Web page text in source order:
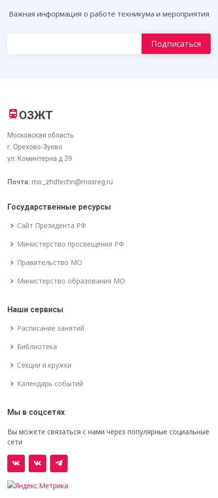
Важная информация о работе техникума и мероприятия
ОЗЖТ
Московская область
г. Орехово-Зуево
ул. Коминтерна д.39
Почта: mo_zhdtechn@mosreg.ru
Государственные ресурсы
Сайт Президента РФ
Министерство просвещения РФ
Правительство МО
Министерство образования МО
Наши сервисы
Расписание занятий
Библиотека
Секции и кружки
Календарь событий
Мы в соцсетях
Вы можете связаться с нами через популярные социальные
сети